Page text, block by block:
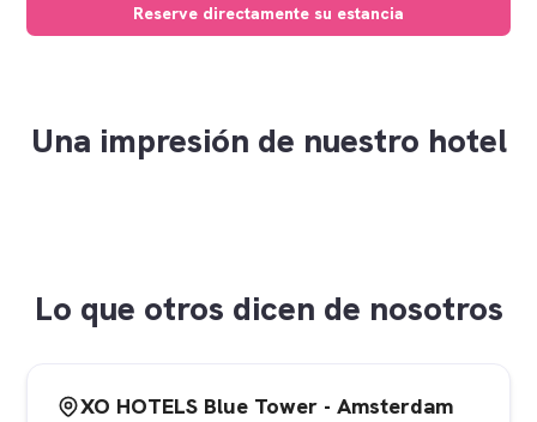
Reserve directamente su estancia
Una impresión de nuestro hotel
Lo que otros dicen de nosotros
XO HOTELS Blue Tower - Amsterdam